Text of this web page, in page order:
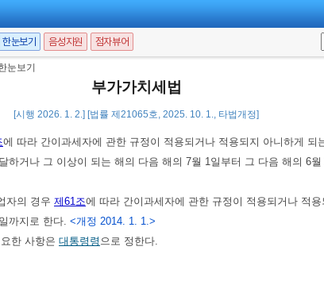
한눈보기 음성지원 점자뷰어
눈보기
부가가치세법
[시행 2026. 1. 2.] [법률 제21065호, 2025. 10. 1., 타법개정]
세기간에는 간이과세자로 한다. 다만, 제1항 단서에 해당하는 사업
한 개인사업자로서 사업을 시작한 날이 속하는 연도의 공급대가의
항 단서에 해당하는 사업자는 그러하지 아니하다.
의 합계액이 제1항 및 제2항에 따른 금액 이상인 개인사업자는 그 결
에 따라 간이과세자에 관한 규정이 적용되거나 적용되지 아니하게
하거나 그 이상이 되는 해의 다음 해의 7월 1일부터 그 다음 해의 6
자의 경우 제61조에 따라 간이과세자에 관한 규정이 적용되거나 적
까지로 한다. <개정 2014. 1. 1.>
한 사항은 대통령령 으로 정한다.